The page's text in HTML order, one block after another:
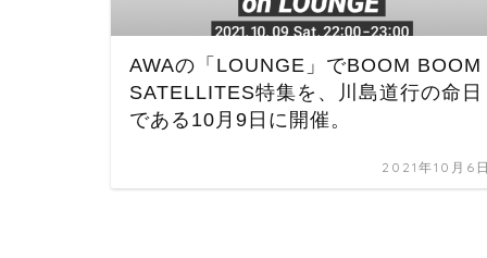
AWAの「LOUNGE」でBOOM BOOM
SATELLITES特集を、川島道行の命日
である10月9日に開催。
2021年10月6